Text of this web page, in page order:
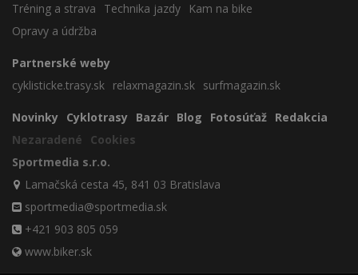
Tréning a strava
Technika jazdy
Kam na bike
Opravy a údržba
Partnerské weby
cyklisticke.trasy.sk relaxmagazin.sk surfmagazin.sk
Novinky Cyklotrasy Bazár Blog Fotosúťaž Redakcia
Nezaradené
Cookies
Sportmedia s.r.o.
Lamačská cesta 45, 841 03 Bratislava
sportmedia@sportmedia.sk
+421 903 805 059
www.biker.sk